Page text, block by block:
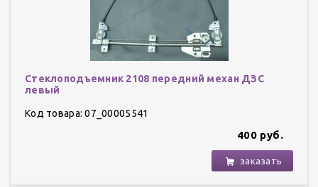
Стеклоподъемник 2108 передний механ ДЗС
левый
Код товара: 07_00005541
400 руб.
заказать